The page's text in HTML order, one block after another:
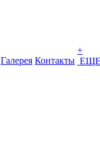
Галерея Контакты
+